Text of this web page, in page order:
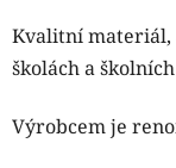
Kvalitní materiál,
školách a
Výrobcem je